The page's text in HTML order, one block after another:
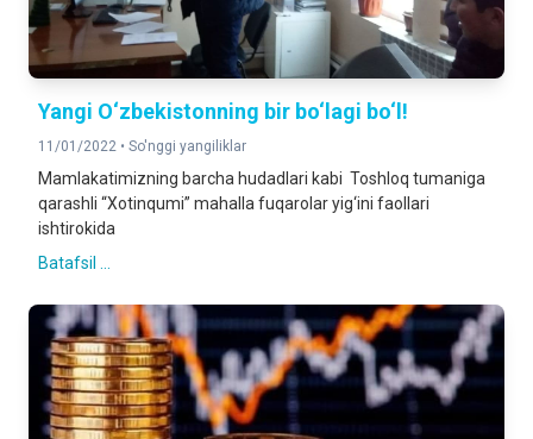
Yangi O‘zbekistonning bir bo‘lagi bo‘l!
11/01/2022 • So'nggi yangiliklar
Mamlakatimizning barcha hudadlari kabi Toshloq tumaniga
qarashli “Xotinqumi” mahalla fuqarolar yig‘ini faollari
ishtirokida
Batafsil ...